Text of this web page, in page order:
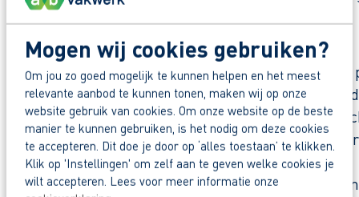
Mogen wij cookies gebruiken?
Om jou zo goed mogelijk te kunnen helpen en het meest
relevante aanbod te kunnen tonen, maken wij op onze
website gebruik van cookies. Om onze website op de beste
manier te kunnen gebruiken, is het nodig om deze cookies
te accepteren. Dit doe je door op ‘alles toestaan’ te klikken.
Klik op 'Instellingen' om zelf aan te geven welke cookies je
wilt accepteren. Lees voor meer informatie onze
Waar ga je aan het werk?
Je komt te werken bij een moderne en
t/m december) is het volop actie en wordt er
eigen werkplaats. De sfeer is nuchter en
denken over verbeteringen en jouw werk
"Het mooiste aan dit werk? Je weet ’s